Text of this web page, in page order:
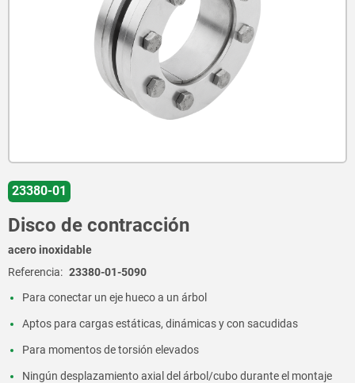
23380-01
Disco de contracción
acero inoxidable
Referencia: 23380-01-5090
Para conectar un eje hueco a un árbol
Aptos para cargas estáticas, dinámicas y con sacudidas
Para momentos de torsión elevados
Ningún desplazamiento axial del árbol/cubo durante el montaje